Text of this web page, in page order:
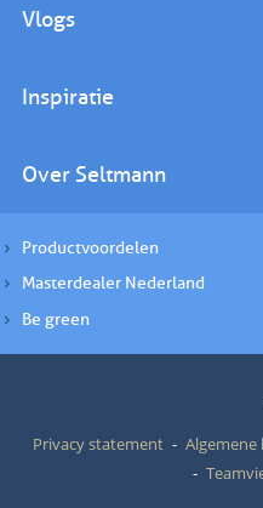
Vlogs
Inspiratie
Over Seltmann
Productvoordelen
Masterdealer Nederland
Be green
Privacy statement